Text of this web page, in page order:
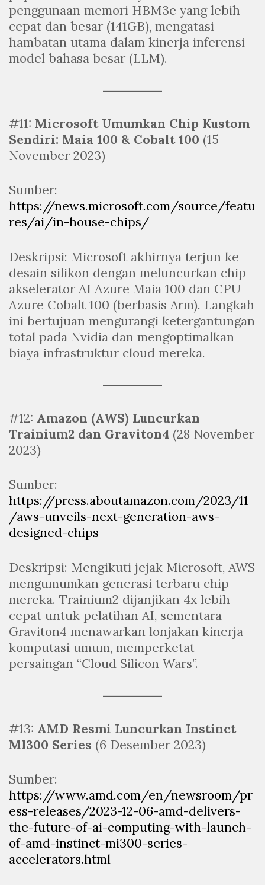
penggunaan memori HBM3e yang lebih
cepat dan besar (141GB), mengatasi
hambatan utama dalam kinerja inferensi
model bahasa besar (LLM).
#11: Microsoft Umumkan Chip Kustom
Sendiri: Maia 100 & Cobalt 100 (15
November 2023)
Sumber:
https://news.microsoft.com/source/featu
res/ai/in-house-chips/
Deskripsi: Microsoft akhirnya terjun ke
desain silikon dengan meluncurkan chip
akselerator AI Azure Maia 100 dan CPU
Azure Cobalt 100 (berbasis Arm). Langkah
ini bertujuan mengurangi ketergantungan
total pada Nvidia dan mengoptimalkan
biaya infrastruktur cloud mereka.
#12: Amazon (AWS) Luncurkan
Trainium2 dan Graviton4 (28 November
2023)
Sumber:
https://press.aboutamazon.com/2023/11
/aws-unveils-next-generation-aws-
designed-chips
Deskripsi: Mengikuti jejak Microsoft, AWS
mengumumkan generasi terbaru chip
mereka. Trainium2 dijanjikan 4x lebih
cepat untuk pelatihan AI, sementara
Graviton4 menawarkan lonjakan kinerja
komputasi umum, memperketat
persaingan “Cloud Silicon Wars”.
#13: AMD Resmi Luncurkan Instinct
MI300 Series (6 Desember 2023)
Sumber:
https://www.amd.com/en/newsroom/pr
ess-releases/2023-12-06-amd-delivers-
the-future-of-ai-computing-with-launch-
of-amd-instinct-mi300-series-
accelerators.html